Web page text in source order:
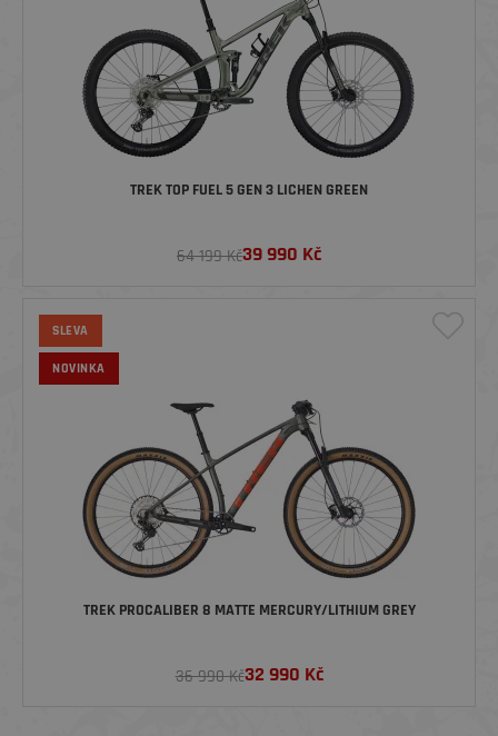
TREK TOP FUEL 5 GEN 3 LICHEN GREEN
64 199 Kč39 990 Kč
SLEVA
NOVINKA
TREK PROCALIBER 8 MATTE MERCURY/LITHIUM GREY
36 990 Kč32 990 Kč